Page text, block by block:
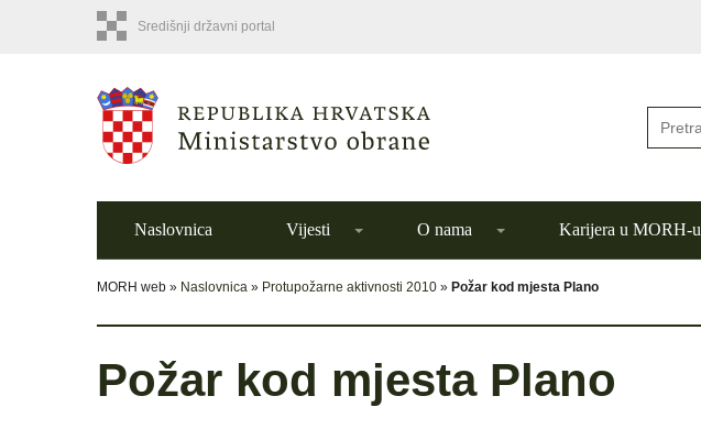
Središnji državni portal
Naslovnica Vijesti O nama Karijera u MORH-u
MORH web » Naslovnica » Protupožarne aktivnosti 2010 » Požar kod mjesta Plano
Požar kod mjesta Plano